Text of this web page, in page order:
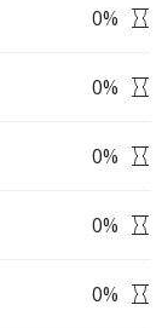
0%
0%
0%
0%
0%